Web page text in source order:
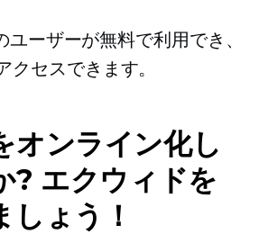
ユーザーが無料で利用でき、
クセスできます。
オンライン化し
? エクウィドを
しょう！